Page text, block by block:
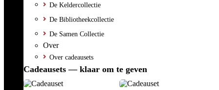
De Keldercollectie
De Bibliotheekcollectie
De Samen Collectie
Over
Over cadeausets
Cadeausets — klaar om te geven